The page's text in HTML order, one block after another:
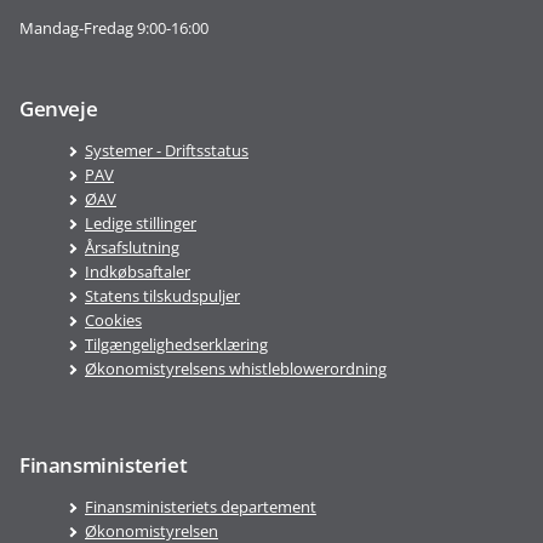
Mandag-Fredag 9:00-16:00
Genveje
Systemer - Driftsstatus
PAV
ØAV
Ledige stillinger
Årsafslutning
Indkøbsaftaler
Statens tilskudspuljer
Cookies
Tilgængelighedserklæring
Økonomistyrelsens whistleblowerordning
Finansministeriet
Finansministeriets departement
Økonomistyrelsen